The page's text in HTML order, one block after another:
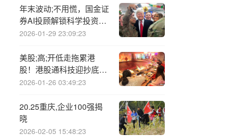
年末波动;不用慌，国金证
券AI投顾解锁科学投资新
方式
2026-01-29 23:09:23
美股;高;开低走拖累港
股！港股通科技迎抄底良
机？
2026-01-26 03:49:23
20.25重庆,企业100强揭
晓
2026-02-05 15:48:23